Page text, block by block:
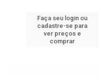
Faça seu login ou
cadastre-se para
ver preços e
comprar